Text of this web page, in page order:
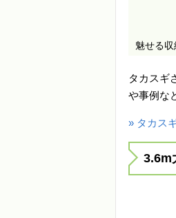
魅せる収
タカスギ
や事例な
» タカス
3.6m